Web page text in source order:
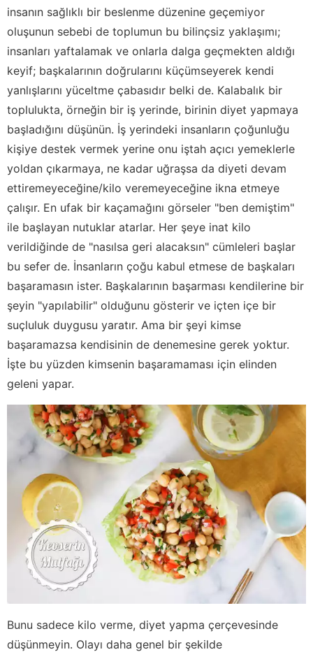
insanın sağlıklı bir beslenme düzenine geçemiyor
oluşunun sebebi de toplumun bu bilinçsiz yaklaşımı;
insanları yaftalamak ve onlarla dalga geçmekten aldığı
keyif; başkalarının doğrularını küçümseyerek kendi
yanlışlarını yüceltme çabasıdır belki de. Kalabalık bir
toplulukta, örneğin bir iş yerinde, birinin diyet yapmaya
başladığını düşünün. İş yerindeki insanların çoğunluğu
kişiye destek vermek yerine onu iştah açıcı yemeklerle
yoldan çıkarmaya, ne kadar uğraşsa da diyeti devam
ettiremeyeceğine/kilo veremeyeceğine ikna etmeye
çalışır. En ufak bir kaçamağını görseler "ben demiştim"
ile başlayan nutuklar atarlar. Her şeye inat kilo
verildiğinde de "nasılsa geri alacaksın" cümleleri başlar
bu sefer de. İnsanların çoğu kabul etmese de başkaları
başaramasın ister. Başkalarının başarması kendilerine bir
şeyin "yapılabilir" olduğunu gösterir ve içten içe bir
suçluluk duygusu yaratır. Ama bir şeyi kimse
başaramazsa kendisinin de denemesine gerek yoktur.
İşte bu yüzden kimsenin başaramaması için elinden
geleni yapar.
Bunu sadece kilo verme, diyet yapma çerçevesinde
düşünmeyin. Olayı daha genel bir şekilde